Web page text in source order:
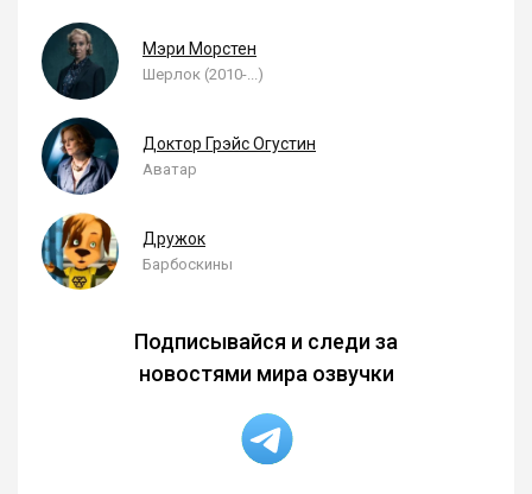
Мэри Морстен
Шерлок (2010-...)
Доктор Грэйс Огустин
Аватар
Дружок
Барбоскины
Подписывайся и следи за
новостями мира озвучки